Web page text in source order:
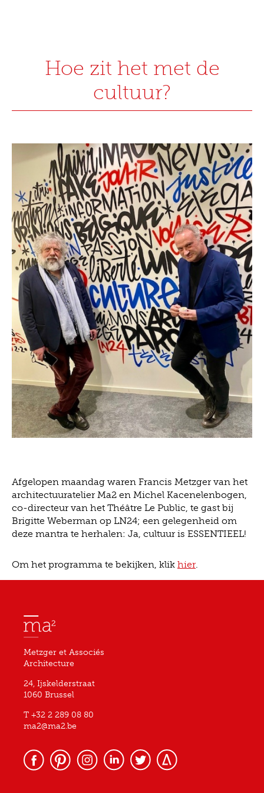
Hoe zit het met de
cultuur?
Afgelopen maandag waren Francis Metzger van het
architectuuratelier Ma2 en Michel Kacenelenbogen,
co-directeur van het Théâtre Le Public, te gast bij
Brigitte Weberman op LN24; een gelegenheid om
deze mantra te herhalen: Ja, cultuur is ESSENTIEEL!
Om het programma te bekijken, klik hier.
Metzger et Associés
Architecture
24, Ijskelderstraat
1060 Brussel
T +32 2 289 08 80
ma2@ma2.be